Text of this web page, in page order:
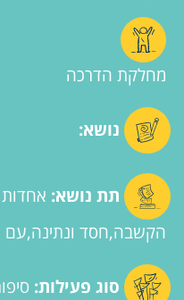
מחלקת הדרכה
נושא:
תת נושא:
הקשבה חסד ונתינה עם
סוג פעילות: